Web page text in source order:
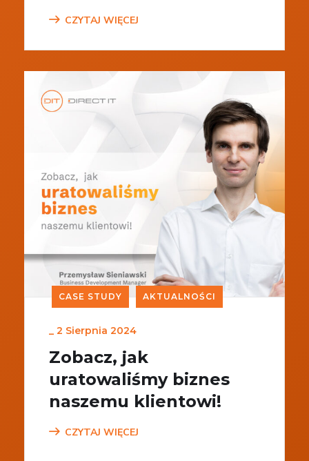
CZYTAJ WIĘCEJ
CASE STUDY AKTUALNOŚCI
_ 2 Sierpnia 2024
Zobacz, jak
uratowaliśmy biznes
naszemu klientowi!
CZYTAJ WIĘCEJ